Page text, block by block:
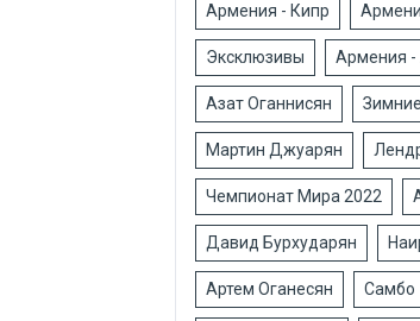
Армения - Кипр
Эксклюзивы Армения -
Азат Оганнисян
Мартин Джуарян
Чемпионат Мира 2022
Давид Бурхударян
Артем Оганесян Самбо